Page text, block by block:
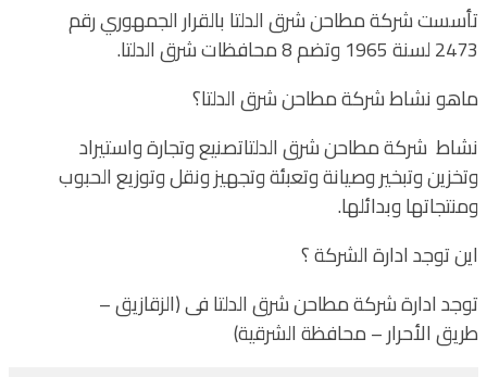
تأسست شركة مطاحن شرق الدلتا بالقرار الجمهوري رقم
2473 لسنة 1965 وتضم 8 محافظات شرق الدلتا.
ماهو نشاط شركة مطاحن شرق الدلتا؟
نشاط شركة مطاحن شرق الدلتاتصنيع وتجارة واستيراد
وتخزين وتبخير وصيانة وتعبئة وتجهيز ونقل وتوزيع الحبوب
ومنتجاتها وبدائلها.
اين توجد ادارة الشركة ؟
توجد ادارة شركة مطاحن شرق الدلتا فى (الزقازيق –
طريق الأحرار – محافظة الشرقية)